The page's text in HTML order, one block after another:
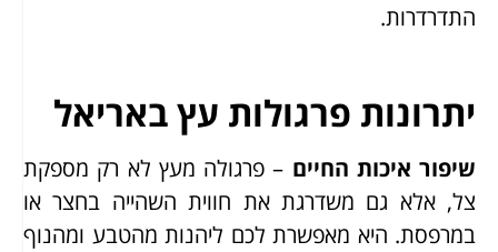
התדרדרות.
יתרונות פרגולות עץ באריאל
שיפור איכות החיים – פרגולה מעץ לא רק מספקת
צל, אלא גם משדרגת את חווית השהייה בחצר או
במרפסת. היא מאפשרת לכם ליהנות מהטבע ומהנוף